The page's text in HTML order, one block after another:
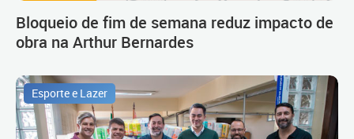
Bloqueio de fim de semana reduz impacto de
obra na Arthur Bernardes
Esporte e Lazer